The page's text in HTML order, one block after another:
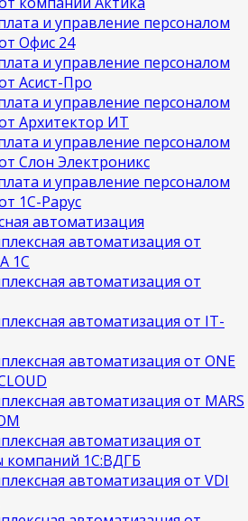
и управление персоналом
Офис 24
и управление персоналом
Асист-Про
и управление персоналом
Архитектор ИТ
и управление персоналом
Слон Электроникс
и управление персоналом
1С-Рарус
автоматизация
автоматизация от
1С
автоматизация от
автоматизация от IT-
автоматизация от ONE
автоматизация от MARS
автоматизация от
компаний 1С:ВДГБ
автоматизация от VDI